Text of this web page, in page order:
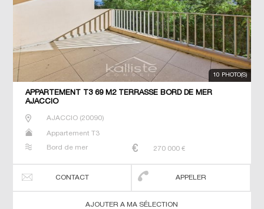
10 PHOTO(S)
APPARTEMENT T3 69 M2 TERRASSE BORD DE MER
AJACCIO
AJACCIO(20090)
Appartement T3
Bord de mer 270 000 €
CONTACT APPELER
AJOUTER A MA SÉLECTION